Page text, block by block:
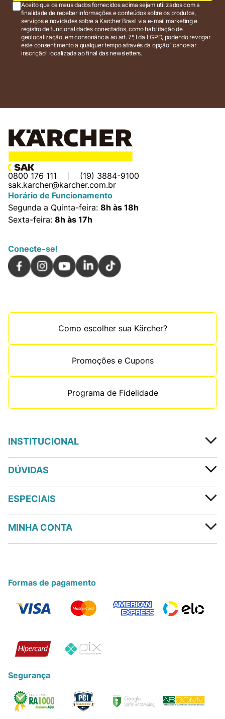
Aceito que os meus dados fornecidos acima sejam utilizados com a
finalidade de receber informações e conteúdos sobre os produtos,
serviços e novidades sobre a Karcher Brasil via e-mail marketing e
registro de funcionalidades conectados, como habilitação de
geolocalização, em consonância ao art. 7°, I da LGPD, podendo revogar
este consentimento a qualquer tempo através da opção “cancelar
inscrição” localizada ao final das newsletters.
0800 176 111
(19) 3884-9100
sak.karcher@karcher.com.br
Horário de Funcionamento
Segunda a Quinta-feira: 8h às 18h
Sexta-feira: 8h às 17h
Conecte-se!
Como escolher sua Kärcher?
Promoções e Cupons
Programa de Fidelidade
INSTITUCIONAL
DÚVIDAS
ESPECIAIS
MINHA CONTA
Formas de pagamento
Segurança